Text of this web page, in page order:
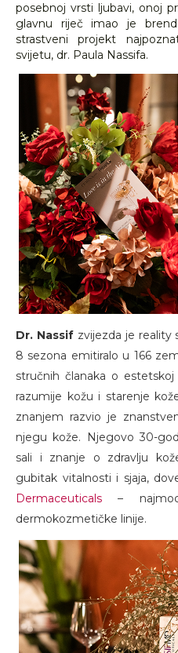
posebnoj vrsti ljubavi, onoj
glavnu riječ imao je brend
strastveni projekt
svijetu, dr. Paula Nassifa.
Dr. Nassifzvijezda je reality
8 sezona emitiralo u 166
stručnih članaka o
razumije kožu i starenje
znanjem razvio je
njegu kože. Njegovo 30-
sali i znanje o zdravlju
gubitak vitalnosti i sjaja,
Dermaceuticals –
dermokozmetičke linije.